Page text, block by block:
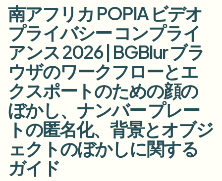
GDPRコンプライアンスぼかし
ストリートインタビューぼかし
ゲーム＆配信ぼかし
AI Video Object Remover
写真の顔をオンラインでぼかす
顔の匿名化
ボイスアノニマイザー
顔交換 - 画像
顔交換 - 動画
医療
クリニックと患者向けビデオガバナンス
公共部門
FOIA、安全な開示、編集
一括顔の匿名化
大量バッチ、保持、SLA
一括ナンバープレートぼかし
フリート、ドライブレコーダー、駐車場を大規模に
一括顔ぼかし
高スループットパイプライン
ツール
カテゴリ
製品
南アフリカ POPIA ビデオ
プライバシー コンプライ
アンス 2026 | BGBlur ブラ
ウザのワークフローとエ
クスポートのための顔の
ぼかし、ナンバー プレー
トの匿名化、背景とオブジ
ェクトのぼかしに関する
ガイド